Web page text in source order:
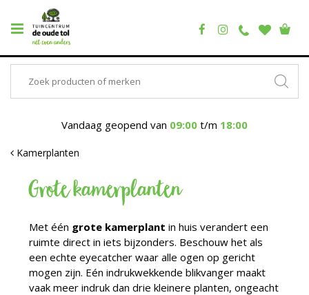
Vandaag geopend van 09:00 t/m 18:00
Kamerplanten
Grote kamerplanten
Met één grote kamerplant in huis verandert een
ruimte direct in iets bijzonders. Beschouw het als
een echte eyecatcher waar alle ogen op gericht
mogen zijn. Eén indrukwekkende blikvanger maakt
vaak meer indruk dan drie kleinere planten, ongeacht